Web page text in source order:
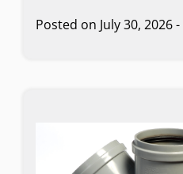
Posted on July 30, 2026-